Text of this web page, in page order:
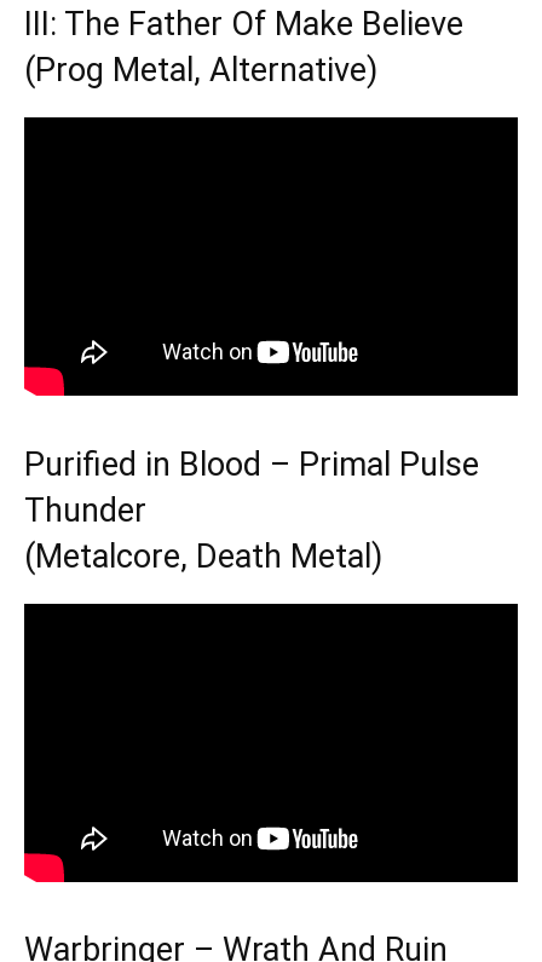
III: The Father Of Make Believe
(Prog Metal, Alternative)
Purified in Blood – Primal Pulse
Thunder
(Metalcore, Death Metal)
Warbringer – Wrath And Ruin